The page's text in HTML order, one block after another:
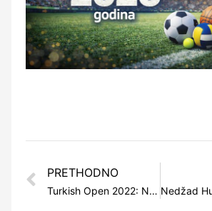
PRETHODNO
Turkish Open 2022: Nedžad Husić osvojio srebro